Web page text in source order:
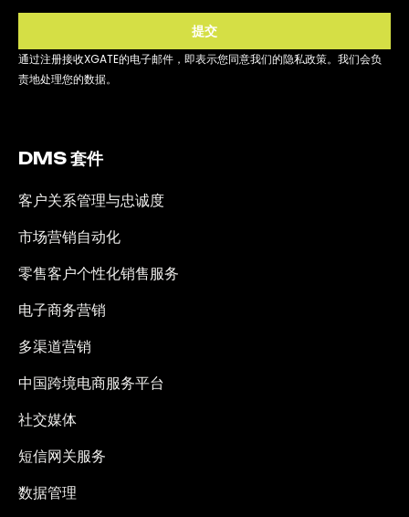
提交
通过注册接收XGATE的电子邮件，即表示您同意我们的隐私政策。我们会负
责地处理您的数据。
DMS 套件
客户关系管理与忠诚度
市场营销自动化
零售客户个性化销售服务
电子商务营销
多渠道营销
中国跨境电商服务平台
社交媒体
短信网关服务
数据管理